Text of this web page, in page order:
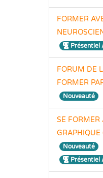
FORMER
Présentiel
FORUM DE
FORMER
Nouveauté
SE FORMER
Nouveauté
Présentiel